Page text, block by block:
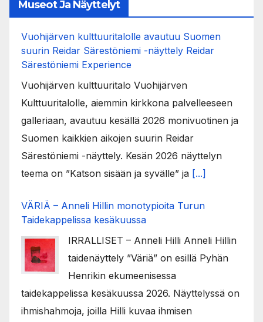
Museot Ja Näyttelyt
Vuohijärven kulttuuritalolle avautuu Suomen
suurin Reidar Särestöniemi -näyttely Reidar
Särestöniemi Experience
Vuohijärven kulttuuritalo Vuohijärven
Kulttuuritalolle, aiemmin kirkkona palvelleeseen
galleriaan, avautuu kesällä 2026 monivuotinen ja
Suomen kaikkien aikojen suurin Reidar
Särestöniemi -näyttely. Kesän 2026 näyttelyn
teema on ”Katson sisään ja syvälle” ja [...]
VÄRIÄ – Anneli Hillin monotypioita Turun
Taidekappelissa kesäkuussa
IRRALLISET – Anneli Hilli Anneli Hillin
taidenäyttely ”Väriä” on esillä Pyhän
Henrikin ekumeenisessa
taidekappelissa kesäkuussa 2026. Näyttelyssä on
ihmishahmoja, joilla Hilli kuvaa ihmisen